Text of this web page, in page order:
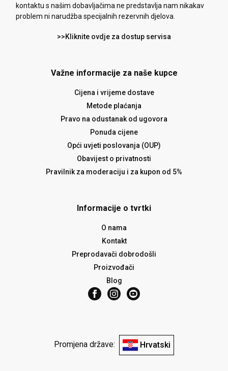
kontaktu s našim dobavljačima ne predstavlja nam nikakav
problem ni narudžba specijalnih rezervnih djelova.
>>Kliknite ovdje za dostup servisa
Važne informacije za naše kupce
Cijena i vrijeme dostave
Metode plaćanja
Pravo na odustanak od ugovora
Ponuda cijene
Opći uvjeti poslovanja (OUP)
Obavijest o privatnosti
Pravilnik za moderaciju i za kupon od 5%
Informacije o tvrtki
O nama
Kontakt
Preprodavači dobrodošli
Proizvođači
Blog
Promjena države: Hrvatski